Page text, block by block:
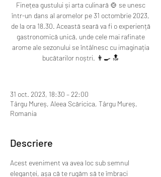
Finețea gustului și arta culinară 🍲 se unesc
într-un dans al aromelor pe 31 octombrie 2023,
de la ora 18.30. Această seară va fi o experiență
gastronomică unică, unde cele mai rafinate
arome ale sezonului se întâlnesc cu imaginația
bucătarilor noștri. 👨‍🍳 🔝
31 oct. 2023, 18:30 – 22:00
Târgu Mureș, Aleea Scăricica, Târgu Mureș,
Romania
Descriere
Acest eveniment va avea loc sub semnul
eleganței, așa că te rugăm să te îmbraci